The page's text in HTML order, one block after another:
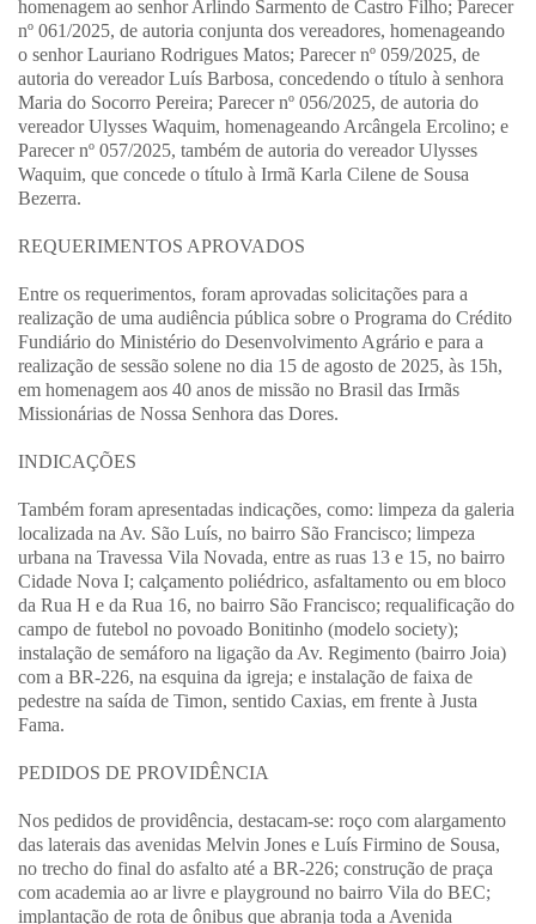
homenagem ao senhor Arlindo Sarmento de Castro Filho; Parecer
nº 061/2025, de autoria conjunta dos vereadores, homenageando
o senhor Lauriano Rodrigues Matos; Parecer nº 059/2025, de
autoria do vereador Luís Barbosa, concedendo o título à senhora
Maria do Socorro Pereira; Parecer nº 056/2025, de autoria do
vereador Ulysses Waquim, homenageando Arcângela Ercolino; e
Parecer nº 057/2025, também de autoria do vereador Ulysses
Waquim, que concede o título à Irmã Karla Cilene de Sousa
Bezerra.
REQUERIMENTOS APROVADOS
Entre os requerimentos, foram aprovadas solicitações para a
realização de uma audiência pública sobre o Programa do Crédito
Fundiário do Ministério do Desenvolvimento Agrário e para a
realização de sessão solene no dia 15 de agosto de 2025, às 15h,
em homenagem aos 40 anos de missão no Brasil das Irmãs
Missionárias de Nossa Senhora das Dores.
INDICAÇÕES
Também foram apresentadas indicações, como: limpeza da galeria
localizada na Av. São Luís, no bairro São Francisco; limpeza
urbana na Travessa Vila Novada, entre as ruas 13 e 15, no bairro
Cidade Nova I; calçamento poliédrico, asfaltamento ou em bloco
da Rua H e da Rua 16, no bairro São Francisco; requalificação do
campo de futebol no povoado Bonitinho (modelo society);
instalação de semáforo na ligação da Av. Regimento (bairro Joia)
com a BR-226, na esquina da igreja; e instalação de faixa de
pedestre na saída de Timon, sentido Caxias, em frente à Justa
Fama.
PEDIDOS DE PROVIDÊNCIA
Nos pedidos de providência, destacam-se: roço com alargamento
das laterais das avenidas Melvin Jones e Luís Firmino de Sousa,
no trecho do final do asfalto até a BR-226; construção de praça
com academia ao ar livre e playground no bairro Vila do BEC;
implantação de rota de ônibus que abranja toda a Avenida